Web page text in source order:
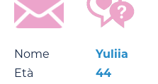
Nome
Yuliia
Età
44